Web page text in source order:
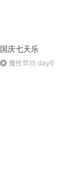
国庆七天乐
魔性早功 day6